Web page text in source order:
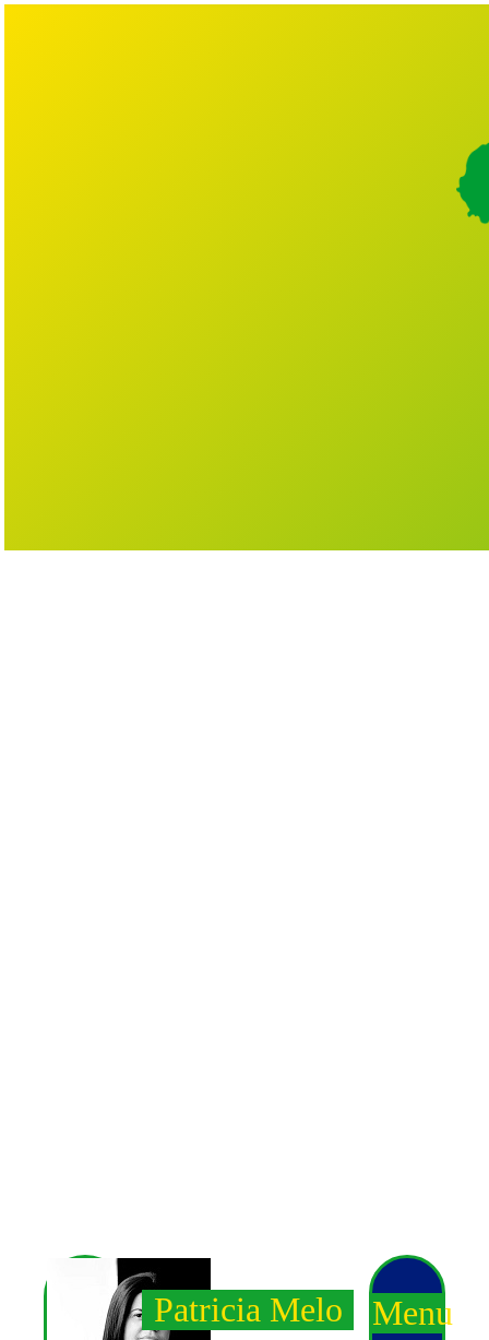
Patricia Melo Menu